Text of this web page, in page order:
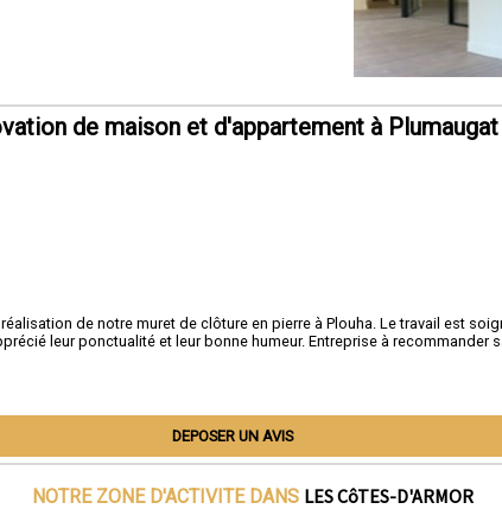
de maison et d'appartement à Plumaugat
de notre muret de clôture en pierre à Plouha. Le travail est
leur ponctualité et leur bonne humeur. Entreprise à recommander
DEPOSER UN AVIS
NOTRE ZONE D'ACTIVITE DANS LES CôTES-D'ARMOR